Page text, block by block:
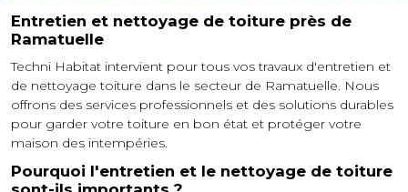
Entretien et nettoyage de toiture près de
Ramatuelle
Techni Habitat intervient pour tous vos travaux d'entretien et
de nettoyage toiture dans le secteur de Ramatuelle. Nous
offrons des services professionnels et des solutions durables
pour garder votre toiture en bon état et protéger votre
maison des intempéries.
Pourquoi l'entretien et le nettoyage de toiture